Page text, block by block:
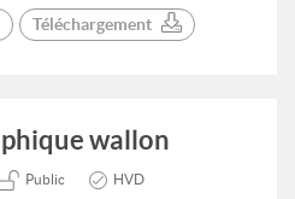
Téléchargement
wallon
Public HVD